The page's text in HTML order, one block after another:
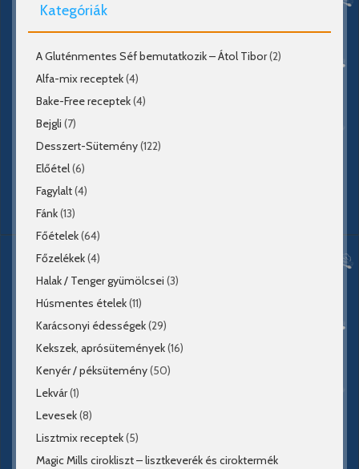
Kategóriák
A Gluténmentes Séf bemutatkozik – Átol Tibor(2)
Alfa-mix receptek(4)
Bake-Free receptek(4)
Bejgli (7)
Desszert-Sütemény(122)
Előétel(6)
Fagylalt(4)
Fánk(13)
Főételek(64)
Főzelékek(4)
Halak / Tenger gyümölcsei (3)
Húsmentes ételek(11)
Karácsonyi édességek(29)
Kekszek, aprósütemények(16)
Kenyér / péksütemény(50)
Lekvár(1)
Levesek(8)
Lisztmix receptek(5)
Magic Mills cirokliszt – lisztkeverék és ciroktermék